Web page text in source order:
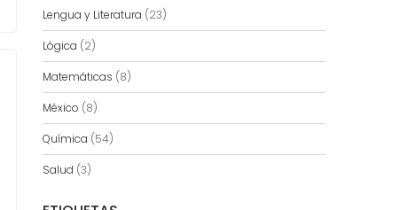
Lengua y Literatura (23)
Lógica (2)
Matemáticas (8)
México (8)
Química (54)
Salud (3)